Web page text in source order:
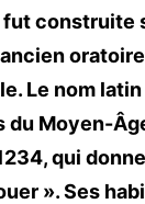
fut construite
Le nom
du Moyen-
qui
». Ses